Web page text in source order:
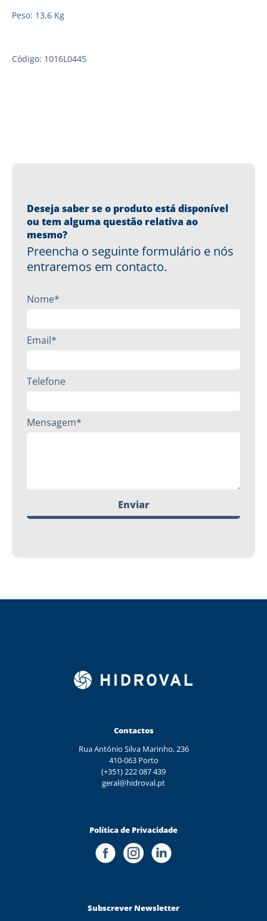
Peso: 13,6 Kg
Código: 1016L0445
Deseja saber se o produto está disponível
ou tem alguma questão relativa ao
mesmo?
Preencha o seguinte formulário e nós
entraremos em contacto.
Nome*
Email*
Telefone
Mensagem*
Enviar
Contactos
Rua António Silva Marinho, 236
410-063 Porto
(+351) 222 087 439
geral@hidroval.pt
Política de Privacidade
Subscrever Newsletter